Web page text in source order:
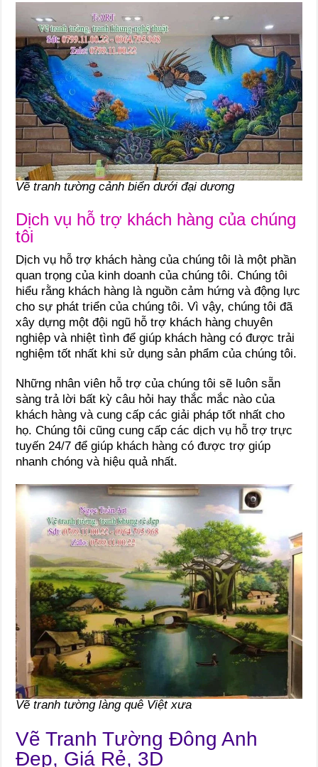
Vẽ tranh tường cảnh biển dưới đại dương
Dịch vụ hỗ trợ khách hàng của chúng
tôi
Dịch vụ hỗ trợ khách hàng của chúng tôi là một phần
quan trọng của kinh doanh của chúng tôi. Chúng tôi
hiểu rằng khách hàng là nguồn cảm hứng và động lực
cho sự phát triển của chúng tôi. Vì vậy, chúng tôi đã
xây dựng một đội ngũ hỗ trợ khách hàng chuyên
nghiệp và nhiệt tình để giúp khách hàng có được trải
nghiệm tốt nhất khi sử dụng sản phẩm của chúng tôi.
Những nhân viên hỗ trợ của chúng tôi sẽ luôn sẵn
sàng trả lời bất kỳ câu hỏi hay thắc mắc nào của
khách hàng và cung cấp các giải pháp tốt nhất cho
họ. Chúng tôi cũng cung cấp các dịch vụ hỗ trợ trực
tuyến 24/7 để giúp khách hàng có được trợ giúp
nhanh chóng và hiệu quả nhất.
Vẽ tranh tường làng quê Việt xưa
Vẽ Tranh Tường Đông Anh
Đẹp, Giá Rẻ, 3D